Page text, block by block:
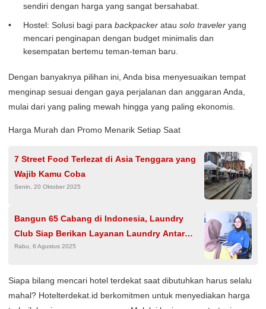
sendiri dengan harga yang sangat bersahabat.
Hostel: Solusi bagi para backpacker atau solo traveler yang
mencari penginapan dengan budget minimalis dan
kesempatan bertemu teman-teman baru.
Dengan banyaknya pilihan ini, Anda bisa menyesuaikan tempat
menginap sesuai dengan gaya perjalanan dan anggaran Anda,
mulai dari yang paling mewah hingga yang paling ekonomis.
Harga Murah dan Promo Menarik Setiap Saat
7 Street Food Terlezat di Asia Tenggara yang
Wajib Kamu Coba
Senin, 20 Oktober 2025
Bangun 65 Cabang di Indonesia, Laundry
Club Siap Berikan Layanan Laundry Antar
Jemput Praktis
Rabu, 6 Agustus 2025
Siapa bilang mencari hotel terdekat saat dibutuhkan harus selalu
mahal? Hotelterdekat.id berkomitmen untuk menyediakan harga